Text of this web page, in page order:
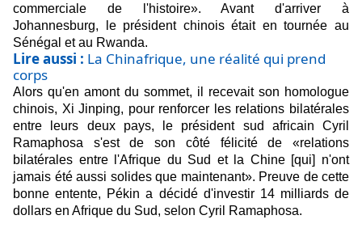
commerciale de l'histoire». Avant d'arriver à
Johannesburg, le président chinois était en tournée au
Sénégal et au Rwanda.
Lire aussi : La Chinafrique, une réalité qui prend
corps
Alors qu'en amont du sommet, il recevait son homologue
chinois, Xi Jinping, pour renforcer les relations bilatérales
entre leurs deux pays, le président sud africain Cyril
Ramaphosa s'est de son côté félicité de «relations
bilatérales entre l'Afrique du Sud et la Chine [qui] n'ont
jamais été aussi solides que maintenant». Preuve de cette
bonne entente, Pékin a décidé d'investir 14 milliards de
dollars en Afrique du Sud, selon Cyril Ramaphosa.